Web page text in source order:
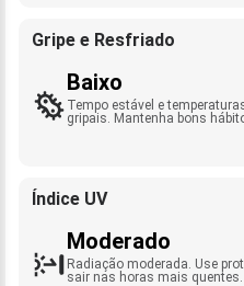
Gripe e Resfriado
Baixo
Tempo estável e
gripais. Mantenha bons
Índice UV
Moderado
Radiação moderada. Use
sair nas horas mais quentes.